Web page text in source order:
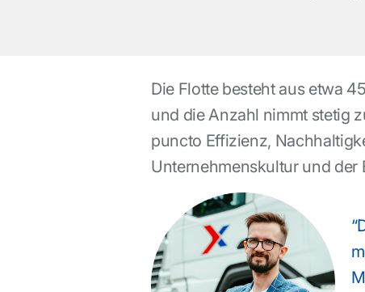
Die Flotte besteht aus etwa
und die Anzahl nimmt stetig
puncto Effizienz,
Unternehmenskultur und